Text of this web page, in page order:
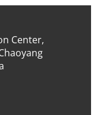
Center,